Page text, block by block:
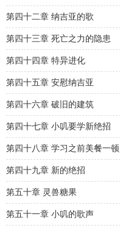
第四十二章 纳吉亚的歌
第四十三章 死亡之力的隐患
第四十四章 特异进化
第四十五章 安慰纳吉亚
第四十六章 破旧的建筑
第四十七章 小叽要学新绝招
第四十八章 学习之前美餐一顿
第四十九章 新的绝招
第五十章 灵兽糖果
第五十一章 小叽的歌声